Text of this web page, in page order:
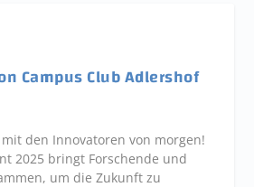
Campus Club Adlershof
den Innovatoren von morgen!
2025 bringt Forschende und
um die Zukunft zu